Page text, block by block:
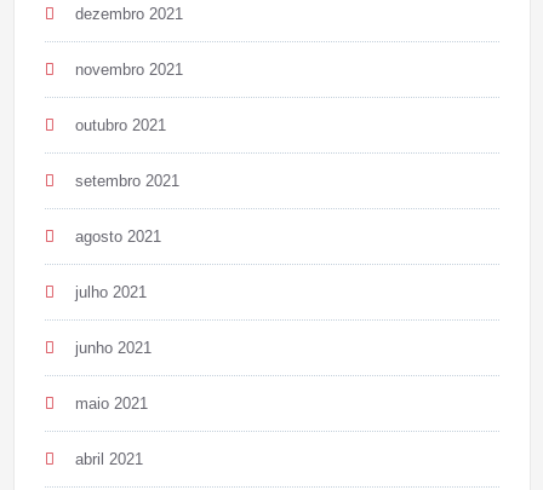
dezembro 2021
novembro 2021
outubro 2021
setembro 2021
agosto 2021
julho 2021
junho 2021
maio 2021
abril 2021